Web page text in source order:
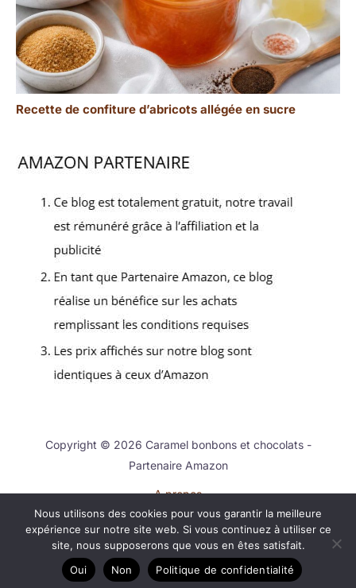
Recette de confiture d’abricots allégée en sucre
Copyright © 2026 Caramel bonbons et chocolats -
Partenaire Amazon
A propos
Contact
Mentions légales
Politique de confidentialité
Nous utilisons des cookies pour vous garantir la meilleure
expérience sur notre site web. Si vous continuez à utiliser ce
site, nous supposerons que vous en êtes satisfait.
Oui
Non Politique de confidentialité